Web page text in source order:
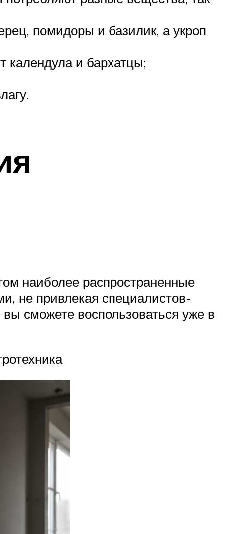
помидоры и базилик, а укроп
календула и бархатцы;
наиболее распространенные
не привлекая специалистов-
сможете воспользоваться уже в